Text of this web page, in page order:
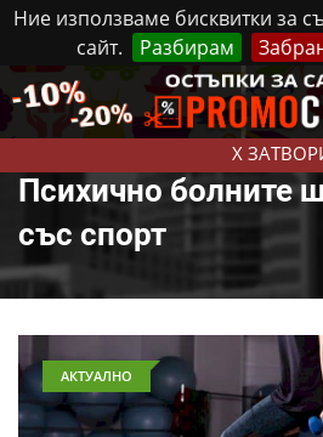
Ние използваме бисквитки за
сайт.
Разбирам
X
Четвъртък, 6 Август, 2026
Психично болните
със спорт
АКТУАЛНО